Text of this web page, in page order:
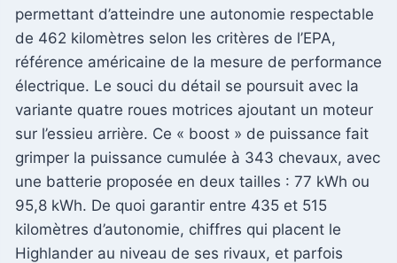
permettant d’atteindre une autonomie respectable
de 462 kilomètres selon les critères de l’EPA,
référence américaine de la mesure de performance
électrique. Le souci du détail se poursuit avec la
variante quatre roues motrices ajoutant un moteur
sur l’essieu arrière. Ce « boost » de puissance fait
grimper la puissance cumulée à 343 chevaux, avec
une batterie proposée en deux tailles : 77 kWh ou
95,8 kWh. De quoi garantir entre 435 et 515
kilomètres d’autonomie, chiffres qui placent le
Highlander au niveau de ses rivaux, et parfois